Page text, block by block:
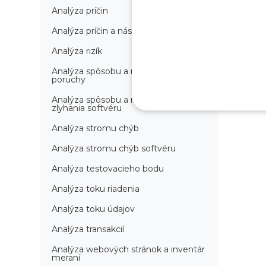
Analýza príčin
Analýza príčin a následkov
Analýza rizík
Analýza spôsobu a následkov
poruchy
Analýza spôsobu a následkov
zlyhania softvéru
Analýza stromu chýb
Analýza stromu chýb softvéru
Analýza testovacieho bodu
Analýza toku riadenia
Analýza toku údajov
Analýza transakcií
Analýza webových stránok a inventár
meraní